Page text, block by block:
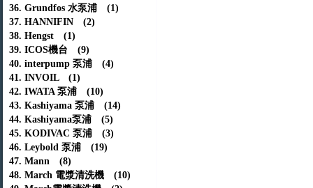
36. Grundfos 水泵浦 (1)
37. HANNIFIN (2)
38. Hengst (1)
39. ICOS機台 (9)
40. interpump 泵浦 (4)
41. INVOIL (1)
42. IWATA 泵浦 (10)
43. Kashiyama 泵浦 (14)
44. Kashiyama泵浦 (5)
45. KODIVAC 泵浦 (3)
46. Leybold 泵浦 (19)
47. Mann (8)
48. March 電漿清洗機 (10)